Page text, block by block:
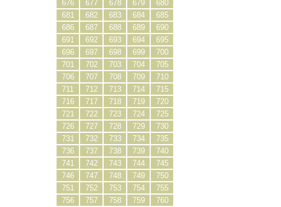
676
677 678 679
680
681
682 683 684
685
686
687 688 689
690
691
692 693 694
695
696
697 698 699
700
701
702 703 704
705
706
707 708 709
710
711
712 713 714
715
716
717 718 719
720
721
722 723 724
725
726
727 728 729
730
731
732 733 734
735
736
737 738 739
740
741
742 743 744
745
746
747 748 749
750
751
752 753 754
755
756
757 758 759 760